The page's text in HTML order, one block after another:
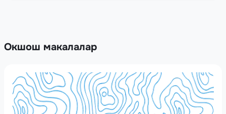
Окшош макалалар